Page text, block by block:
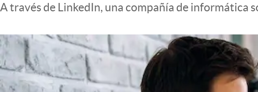
El Cronista Studio
abre en nueva pestaña
A través de LinkedIn, una compañía de informática